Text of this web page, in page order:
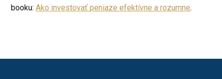
booku:Ako investovať peniaze efektívne a rozumne.